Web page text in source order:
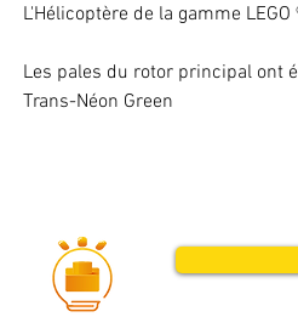
L'Hélicoptère de la gamme
Les pales du rotor principal ont
Trans-Néon Green